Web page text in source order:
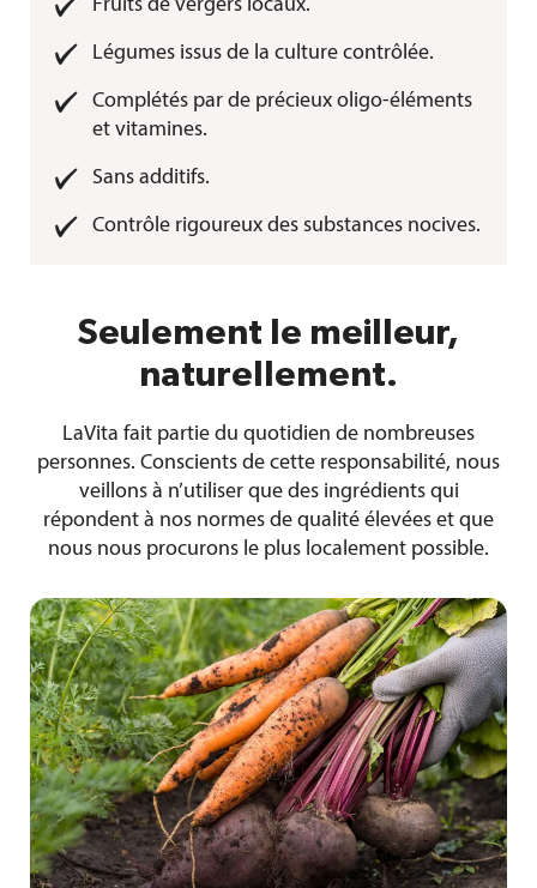
Fruits de vergers locaux.
Légumes issus de la culture contrôlée.
Complétés par de précieux oligo-éléments
et vitamines.
Sans additifs.
Contrôle rigoureux des substances nocives.
Seulement le meilleur,
naturellement.
LaVita fait partie du quotidien de nombreuses
personnes. Conscients de cette responsabilité, nous
veillons à n’utiliser que des ingrédients qui
répondent à nos normes de qualité élevées et que
nous nous procurons le plus localement possible.